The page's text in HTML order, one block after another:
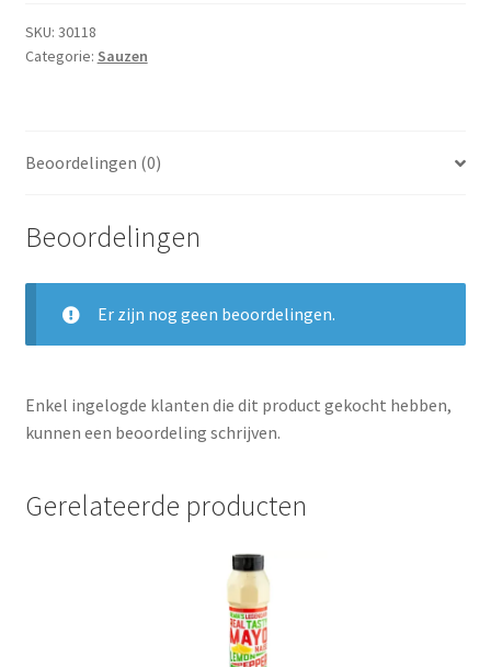
Koeling
Salades
Stoverijen
Maaltijden Diepvries
SKU: 30118
Categorie: Sauzen
Beoordelingen (0)
Beoordelingen
Er zijn nog geen beoordelingen.
Enkel ingelogde klanten die dit product gekocht hebben,
kunnen een beoordeling schrijven.
Gerelateerde producten